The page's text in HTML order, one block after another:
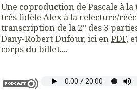
Une coproduction de Pascale à
très fidèle Alex à la relecture/
transcription de la 2° des 3
Dany-Robert Dufour, ici enPDF,
corps du billet....